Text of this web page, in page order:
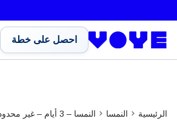
احصل على خطة
الرئيسية النمسا النمسا – 3 أيام – غير محدود